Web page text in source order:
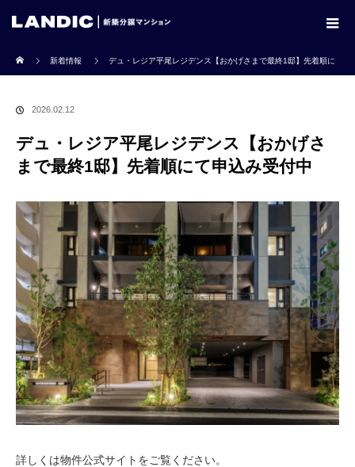
新着情報
デュ・レジア平尾レジデンス【おかげさまで最終1邸】先着順に
2026.02.12
デュ・レジア平尾レジデンス【おかげさ
まで最終1邸】先着順にて申込み受付中
詳しくは物件公式サイトをご覧ください。